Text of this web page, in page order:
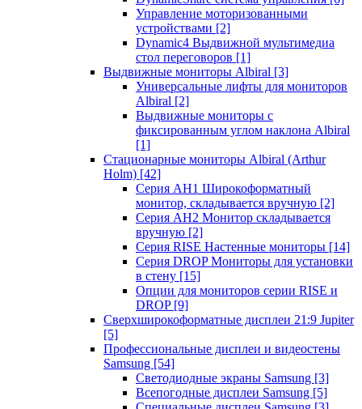
Управление моторизованными
устройствами [2]
Dynamic4 Выдвижной мультимедиа
стол переговоров [1]
Выдвижные мониторы Albiral [3]
Универсальные лифты для мониторов
Albiral [2]
Выдвижные мониторы с
фиксированным углом наклона Albiral
[1]
Стационарные мониторы Albiral (Arthur
Holm) [42]
Серия AH1 Широкоформатный
монитор, складывается вручную [2]
Серия AH2 Монитор складывается
вручную [2]
Серия RISE Настенные мониторы [14]
Серия DROP Мониторы для установки
в стену [15]
Опции для мониторов серии RISE и
DROP [9]
Сверхширокоформатные дисплеи 21:9 Jupiter
[5]
Профессиональные дисплеи и видеостены
Samsung [54]
Светодиодные экраны Samsung [3]
Всепогодные дисплеи Samsung [5]